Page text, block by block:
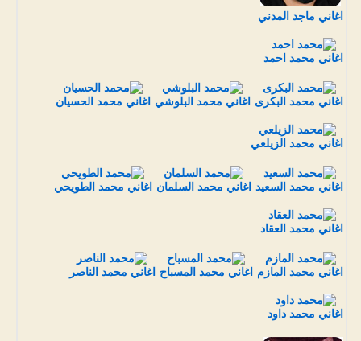
اغاني ماجد المدني
اغاني محمد احمد
اغاني محمد البكرى اغاني محمد البلوشي اغاني محمد الحسيان
اغاني محمد الزيلعي
اغاني محمد السعيد اغاني محمد السلمان اغاني محمد الطويحي
اغاني محمد العقاد
اغاني محمد المازم اغاني محمد المسباح اغاني محمد الناصر
اغاني محمد داود